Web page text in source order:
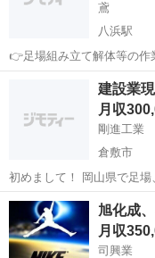
鳶
八浜駅
👉️足場組み立て解体等の作
岡山市 八浜駅
建設業
月収
剛進工業
倉敷市
初めまして！ 岡山県で足場
事をしている仲間と仲良く
たい、今仕事を探している
ら〜どんな方でも大丈夫で
岡山 倉敷市 鳶職
旭化成
月収
司興業